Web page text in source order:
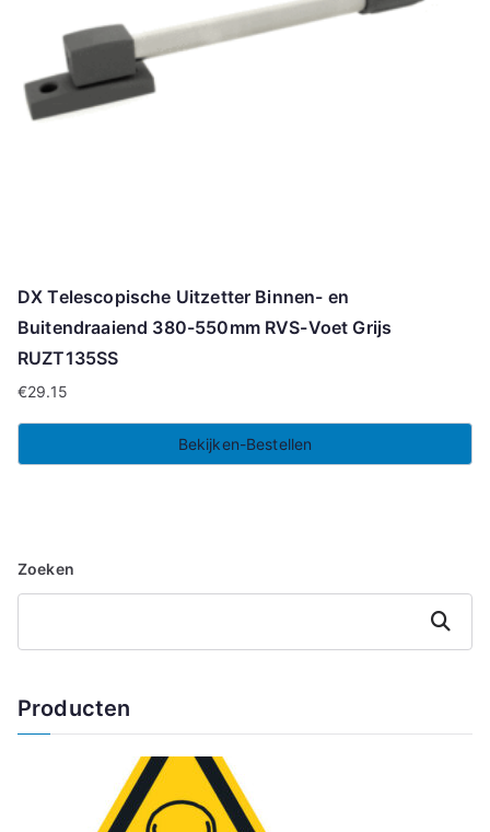
DX Telescopische Uitzetter Binnen- en
Buitendraaiend 380-550mm RVS-Voet Grijs
RUZT135SS
€29.15
Bekijken-Bestellen
Zoeken
Zoeken
Producten